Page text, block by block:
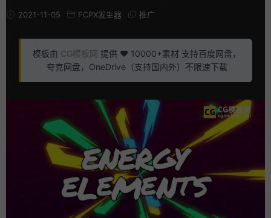
2021-11-05 FCPX发生器 推广
模板由 CG模板网 提供 ❤️ 10000+素材 支持百度网盘，
夸克网盘，OneDrive（支持国内外）不限速下载